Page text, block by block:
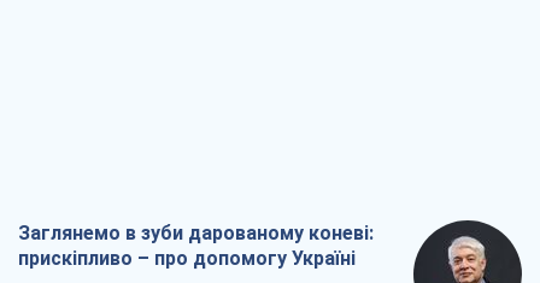
Заглянемо в зуби дарованому коневі:
прискіпливо – про допомогу Україні